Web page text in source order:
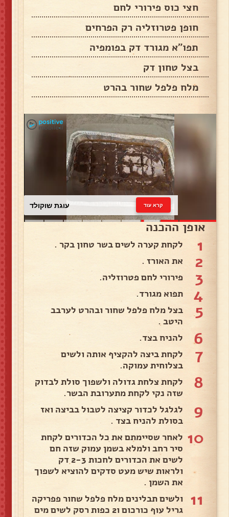
חצי כוס פירורי לחם
חופן פטרוזליה רק הפרחים
תפו"א מגורד דק בפומפיה
בצל טחון דק
מלח פלפל שחור בהרט
עוגת שוקולד קרא עוד
אופן ההכנה
1 לקחת קערה לשים בשר טחון בקר .
2 את האורז .
3 פירורי לחם פטרוזליה.
4 תפוא מגורד.
5
בצל מלח פלפל שחור ובהרט לערבב
היטב .
6 להניח בצד.
7
לקחת ביצה להקציף אותה ולשים
בצלוחית עמוקה.
8
לקחת צלחת גדולה ולשפוך סולת לבדוק
שזה נקי לקחת מתערובת הבשר.
9
לגלגל לכדור קציצה לטבול בביצה ואז
בסולת להניח בצד .
10 לאחר שסיימתם את כל הכדורים לקחת
סיר רחב ולמלא בשמן עמוק שזה חם
לשים את הכדורים לחכות 2-3 דק
ולראות שיש מעט סדקים להוציא לשפוך
את השמן .
11
ולשים תבלינים מלח פלפל שחור פפריקה
גריל עוף כורכום ו2 כפות רסק לשים מים